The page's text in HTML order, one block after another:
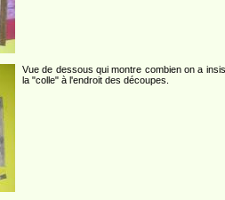
Vue de dessous qui montre combien on a
la "colle" à l'endroit des découpes.